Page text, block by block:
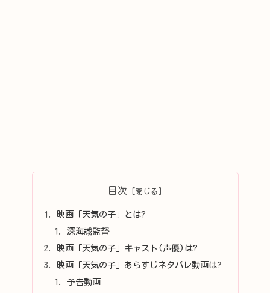
目次
映画「天気の子」とは?
深海誠監督
映画「天気の子」キャスト(声優)は?
映画「天気の子」あらすじネタバレ動画は?
予告動画